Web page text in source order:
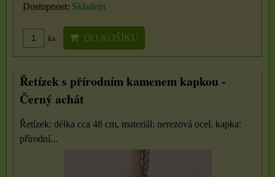
Dostupnost: Skladem
ks DO KOŠÍKU
Řetízek s přírodním kamenem kapkou -
Černý achát
Řetízek: délka cca 48 cm, materiál: nerezová ocel, kapka:
přírodní...